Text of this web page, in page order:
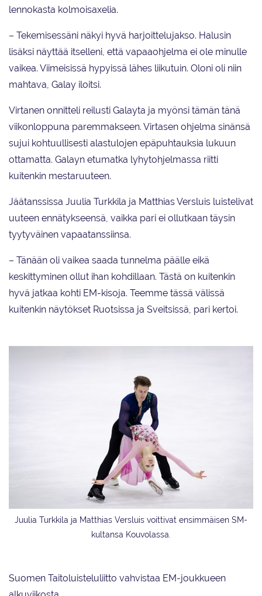
lennokasta kolmoisaxelia.
– Tekemisessäni näkyi hyvä harjoittelujakso. Halusin
lisäksi näyttää itselleni, että vapaaohjelma ei ole minulle
vaikea. Viimeisissä hypyissä lähes liikutuin. Oloni oli niin
mahtava, Galay iloitsi.
Virtanen onnitteli reilusti Galayta ja myönsi tämän tänä
viikonloppuna paremmakseen. Virtasen ohjelma sinänsä
sujui kohtuullisesti alastulojen epäpuhtauksia lukuun
ottamatta. Galayn etumatka lyhytohjelmassa riitti
kuitenkin mestaruuteen.
Jäätanssissa Juulia Turkkila ja Matthias Versluis luistelivat
uuteen ennätykseensä, vaikka pari ei ollutkaan täysin
tyytyväinen vapaatanssiinsa.
– Tänään oli vaikea saada tunnelma päälle eikä
keskittyminen ollut ihan kohdillaan. Tästä on kuitenkin
hyvä jatkaa kohti EM-kisoja. Teemme tässä välissä
kuitenkin näytökset Ruotsissa ja Sveitsissä, pari kertoi.
Juulia Turkkila ja Matthias Versluis voittivat ensimmäisen SM-
kultansa Kouvolassa.
Suomen Taitoluisteluliitto vahvistaa EM-joukkueen